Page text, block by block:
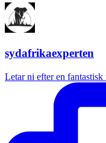
sydafrikaexperten
Letar ni efter en fantastisk